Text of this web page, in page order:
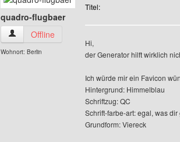
quadro-flugbaer
quadro-flugbaer Benutzer-Profile anzeigen
Offline
Wohnort: Berlin
Titel:
Hi,
der Generator hilft wirklich
Ich würde mir ein Favicon
Hintergrund: Himmelblau
Schriftzug: QC
Schrift-farbe-art: egal, was dir
Grundform: Viereck